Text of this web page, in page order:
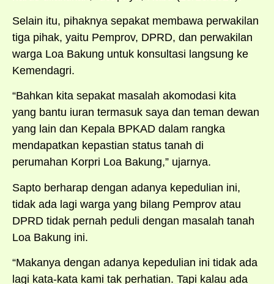
Selain itu, pihaknya sepakat membawa perwakilan
tiga pihak, yaitu Pemprov, DPRD, dan perwakilan
warga Loa Bakung untuk konsultasi langsung ke
Kemendagri.
“Bahkan kita sepakat masalah akomodasi kita
yang bantu iuran termasuk saya dan teman dewan
yang lain dan Kepala BPKAD dalam rangka
mendapatkan kepastian status tanah di
perumahan Korpri Loa Bakung,” ujarnya.
Sapto berharap dengan adanya kepedulian ini,
tidak ada lagi warga yang bilang Pemprov atau
DPRD tidak pernah peduli dengan masalah tanah
Loa Bakung ini.
“Makanya dengan adanya kepedulian ini tidak ada
lagi kata-kata kami tak perhatian. Tapi kalau ada